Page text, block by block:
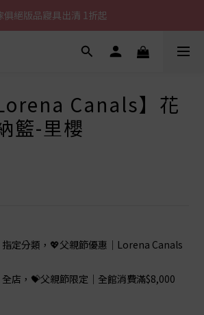
LINE好友就送您200元折價卷
俱絕版品寢具出清 1折起
全館滿$8000現折$500
Canals】花
籃-里櫻
指定分類，💖父親節優惠｜Lorena Canals
全店，💝父親節限定｜全館消費滿$8,000